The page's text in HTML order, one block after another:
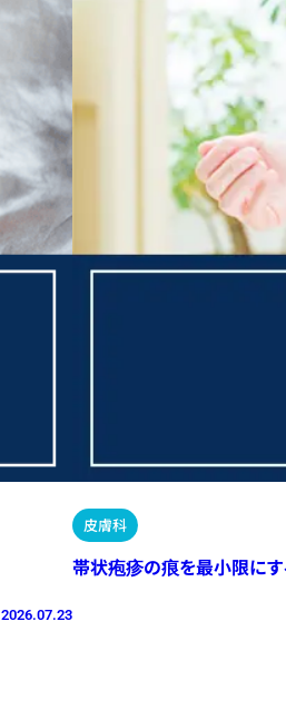
2026.07.23
皮膚科
帯状疱疹の痕を最小限にす